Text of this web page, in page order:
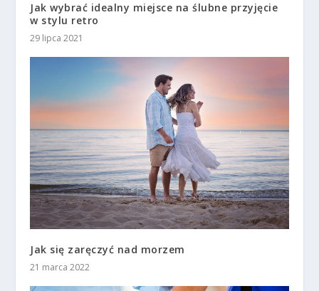
Jak wybrać idealny miejsce na ślubne przyjęcie
w stylu retro
29 lipca 2021
Jak się zaręczyć nad morzem
21 marca 2022